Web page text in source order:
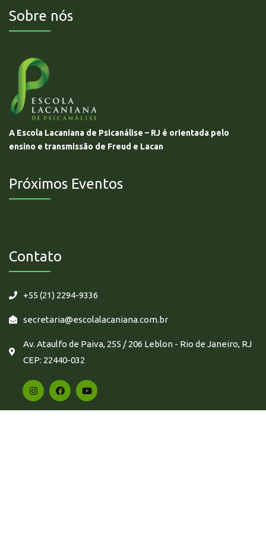
Sobre nós
A Escola Lacaniana de Psicanálise – RJ é orientada pelo
ensino e transmissão de Freud e Lacan
Próximos Eventos
Contato
+55 (21) 2294-9336
secretaria@escolalacaniana.com.br
Av. Ataulfo de Paiva, 255 / 206 Leblon - Rio de Janeiro, RJ
CEP: 22440-032